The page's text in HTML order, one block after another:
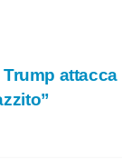
attacca